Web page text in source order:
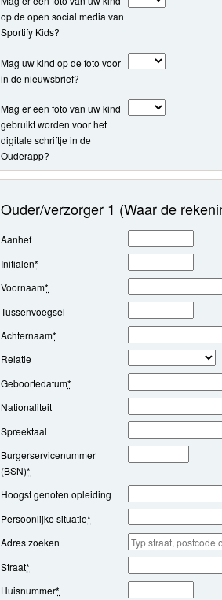
op de open social media van
Sportify Kids?
Mag uw kind op de foto voor
in de nieuwsbrief?
Mag er een foto van uw kind
gebruikt worden voor het
digitale schriftje in de
Ouderapp?
Ouder/verzorger 1 (Waar de
Aanhef
Initialen*
Voornaam*
Tussenvoegsel
Achternaam*
Relatie
Geboortedatum*
Nationaliteit
Spreektaal
Burgerservicenummer
(BSN)*
Hoogst genoten opleiding
Persoonlijke situatie*
Adres zoeken
Straat*
Huisnummer*